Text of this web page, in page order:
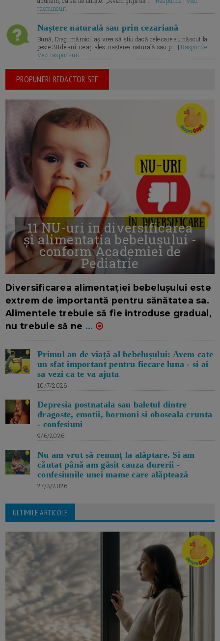
raspunsuri
Naștere naturală sau prin cezariană
Bună, Dragi mămici, aș vrea să știu dacă cele care au născut la
peste 38 de ani, ce ați ales: nașterea naturală sau p... |Raspunde |
Vezi raspunsuri
PROPUNERI REDACTOR SEF
11 NU-uri in diversificarea
și alimentația bebelușului -
conform Academiei de
Pediatrie
Diversificarea alimentației bebelușului este
extrem de importantă pentru sănătatea sa.
Alimentele trebuie să fie introduse gradual,
nu trebuie să ne ...
Primul an de viață al bebelușului: Avem cate
un sfat important pentru fiecare luna - si ai
sa vezi ca te va ajuta
10/7/2026
Depresia postnatala sau baletul dintre
dragoste, emotii, hormoni si oboseala crunta
- confesiuni
9/6/2026
Nu am vrut să renunț la alăptare. Si am
căutat până am găsit cauza durerii -
confesiunile unei mame care alăptează
27/3/2026
ULTIMILE ARTICOLE